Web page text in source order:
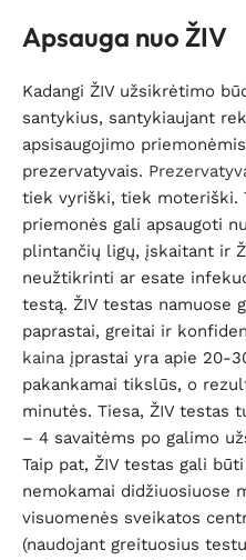
Apsauga nuo ŽIV
Kadangi ŽIV užsikrėtimo
santykius, santykiaujant
apsisaugojimo
prezervatyvais.
tiek vyriški, tiek moteriški.
priemonės gali apsaugoti
plintančių ligų, įskaitant ir
neužtikrinti ar esate
testą. ŽIV testas namuose
paprastai, greitai ir
kaina įprastai yra apie 20-
pakankamai tikslūs, o
minutės. Tiesa, ŽIV testas
– 4 savaitėms po galimo
Taip pat, ŽIV testas gali
nemokamai didžiuosiuose
visuomenės sveikatos
(naudojant greituosius